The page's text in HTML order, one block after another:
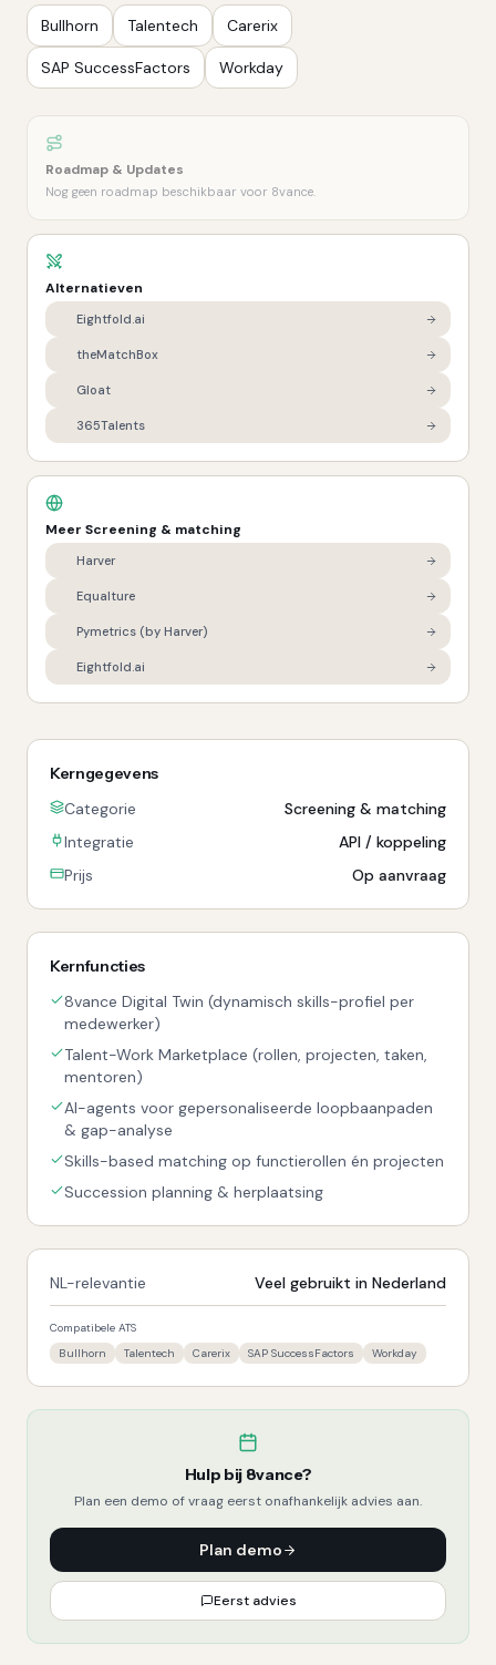
Bullhorn Talentech Carerix
SAP SuccessFactors Workday
Roadmap & Updates
Nog geen roadmap beschikbaar voor 8vance.
Alternatieven
Eightfold.ai
theMatchBox
Gloat
365Talents
Meer Screening & matching
Harver
Equalture
Pymetrics (by Harver)
Eightfold.ai
Kerngegevens
Categorie
Screening & matching
Integratie
API / koppeling
Prijs
Op aanvraag
Kernfuncties
8vance Digital Twin (dynamisch skills-profiel per
medewerker)
Talent-Work Marketplace (rollen, projecten, taken,
mentoren)
AI-agents voor gepersonaliseerde loopbaanpaden
& gap-analyse
Skills-based matching op functierollen én projecten
Succession planning & herplaatsing
NL-relevantie Veel gebruikt in Nederland
Compatibele ATS
Bullhorn
Talentech Carerix SAP SuccessFactors Workday
Hulp bij 8vance?
Plan een demo of vraag eerst onafhankelijk advies aan.
Plan demo
Eerst advies